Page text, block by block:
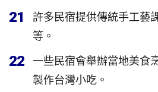
21
許多民宿提供傳統手工藝
等。
22
一些民宿會舉辦當地美食
製作台灣小吃。